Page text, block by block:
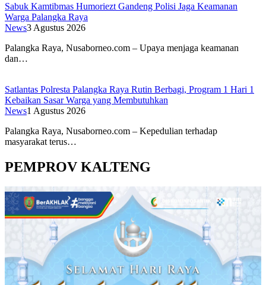
Sabuk Kamtibmas Humoriezt Gandeng Polisi Jaga Keamanan
Warga Palangka Raya
News3 Agustus 2026
Palangka Raya, Nusaborneo.com – Upaya menjaga keamanan
dan…
Satlantas Polresta Palangka Raya Rutin Berbagi, Program 1 Hari 1
Kebaikan Sasar Warga yang Membutuhkan
News1 Agustus 2026
Palangka Raya, Nusaborneo.com – Kepedulian terhadap
masyarakat terus…
PEMPROV KALTENG